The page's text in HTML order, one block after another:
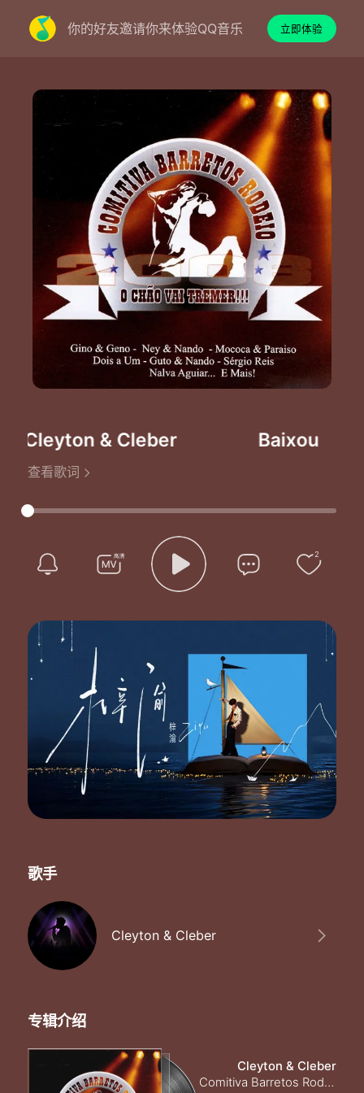
你的好友邀请你来体验QQ音乐 立即体验
-Cleyton & Cleber Baixou O
查看歌词
2
歌手
Cleyton & Cleber
专辑介绍
Cleyton & Cleber
Comitiva Barretos Rodeio - O Chão Vai Tremer!!!